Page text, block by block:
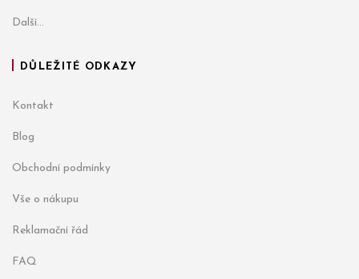
Další...
DŮLEŽITÉ ODKAZY
Kontakt
Blog
Obchodní podmínky
Vše o nákupu
Reklamační řád
FAQ